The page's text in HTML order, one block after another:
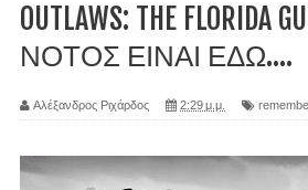
OUTLAWS: THE FLORIDA
ΝΟΤΟΣ ΕΙΝΑΙ ΕΔΩ....
Αλέξανδρος Ριχάρδος 2:29 μ.μ.